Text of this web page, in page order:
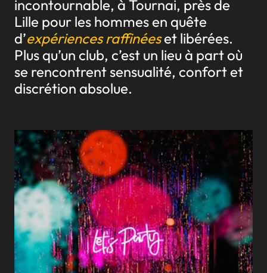
incontournable, à Tournai, près de
Lille pour les hommes en quête
d’expériences raffinéeset libérées.
Plus qu’un club, c’est un lieu à part où
se rencontrent sensualité, confort et
discrétion absolue.